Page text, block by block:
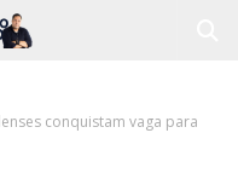
conquistam vaga para